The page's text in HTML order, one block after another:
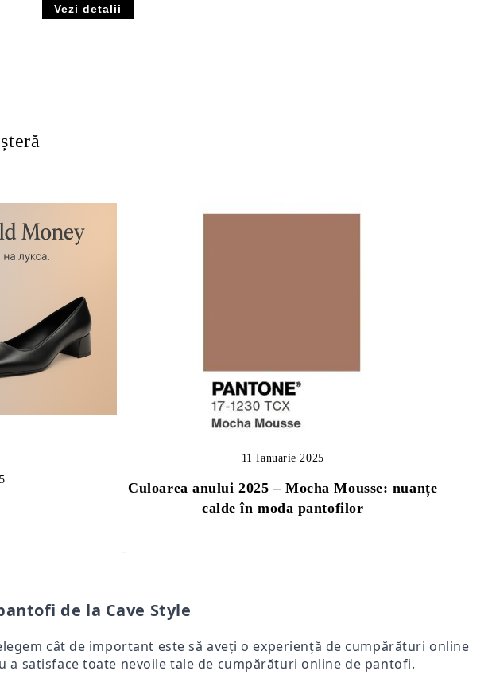
Vezi detalii
Culoarea anului 2025 – Mocha Mousse: nuanțe
calde în moda pantofilor
11 Ianuarie 2025
-
de la Cave Style
cât de important este să aveți o experiență de cumpărături online
a satisface toate nevoile tale de cumpărături online de pantofi.